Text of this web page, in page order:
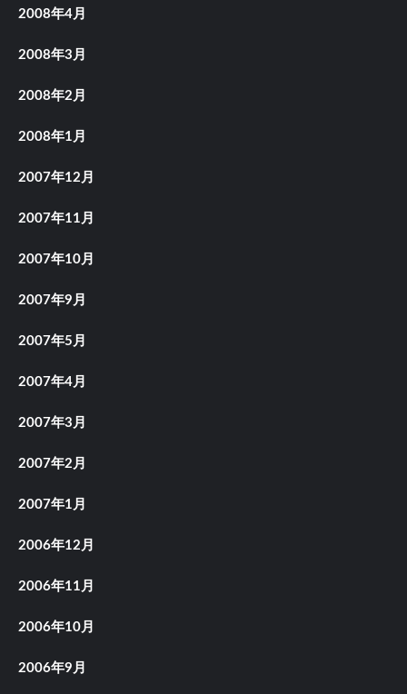
2008年4月
2008年3月
2008年2月
2008年1月
2007年12月
2007年11月
2007年10月
2007年9月
2007年5月
2007年4月
2007年3月
2007年2月
2007年1月
2006年12月
2006年11月
2006年10月
2006年9月